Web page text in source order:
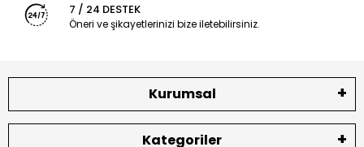
7 / 24 DESTEK
Öneri ve şikayetlerinizi bize iletebilirsiniz.
Kurumsal
Kategoriler